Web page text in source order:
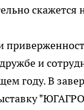
скажется
и
году. В